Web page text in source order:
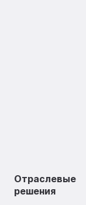
Отраслевые
решения